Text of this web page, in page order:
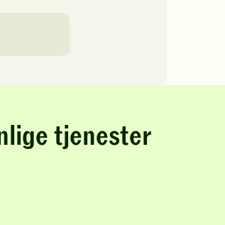
tjenester